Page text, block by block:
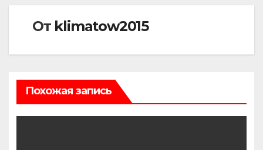
От klimatow2015
Похожая запись